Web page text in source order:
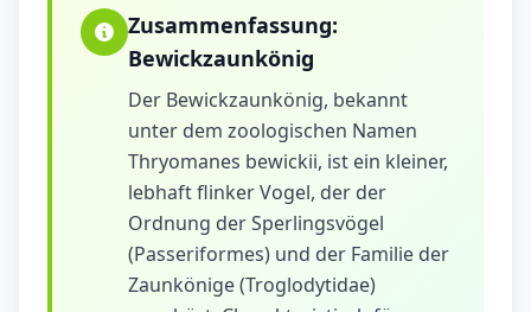
Zusammenfassung:
Bewickzaunkönig
Der Bewickzaunkönig, bekannt
unter dem zoologischen Namen
Thryomanes bewickii, ist ein kleiner,
lebhaft flinker Vogel, der der
Ordnung der Sperlingsvögel
(Passeriformes) und der Familie der
Zaunkönige (Troglodytidae)